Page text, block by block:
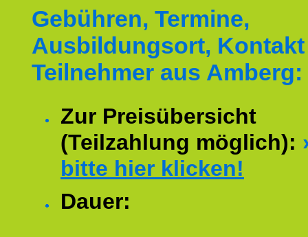
Gebühren, Termine,
Ausbildungsort,
Teilnehmer aus Amberg:
Zur Preisübersicht
(Teilzahlung möglich):
bitte hier klicken!
Dauer: